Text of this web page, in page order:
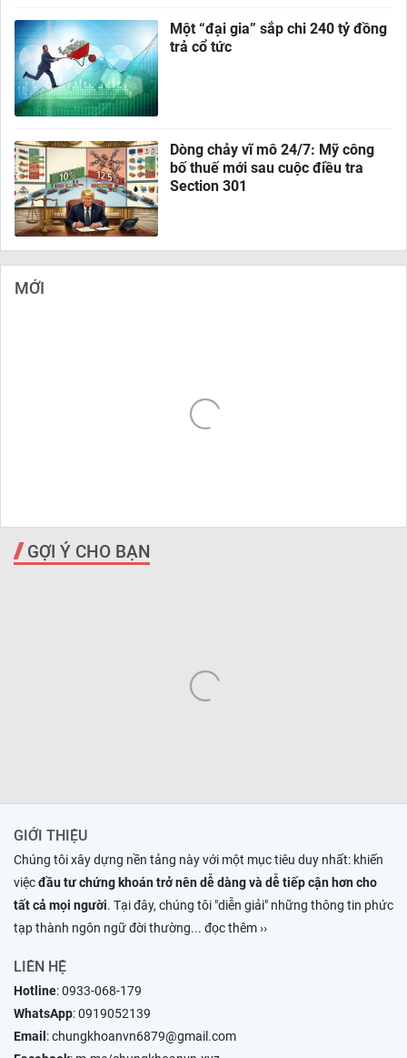
Một “đại gia” sắp chi 240 tỷ đồng
trả cổ tức
Dòng chảy vĩ mô 24/7: Mỹ công
bố thuế mới sau cuộc điều tra
Section 301
MỚI
GỢI Ý CHO BẠN
GIỚI THIỆU
Chúng tôi xây dựng nền tảng này với một mục tiêu duy nhất: khiến
việcđầu tư chứng khoán trở nên dễ dàng và dễ tiếp cận hơn cho
tất cả mọi người. Tại đây, chúng tôi "diễn giải" những thông tin phức
tạp thành ngôn ngữ đời thường... đọc thêm ››
LIÊN HỆ
Hotline:0933-068-179
WhatsApp:0919052139
Email :chungkhoanvn6879@gmail.com